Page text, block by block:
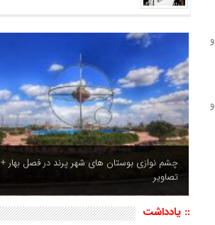
چشم نوازی بوستان های شهر پرند در فصل بهار +
تصاویر
:: یادداشت